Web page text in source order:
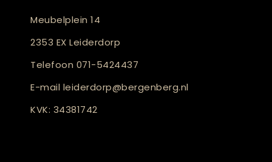
Meubelplein 14
2353 EX Leiderdorp
Telefoon 071-5424437
E-mail leiderdorp@bergenberg.nl
KVK: 34381742